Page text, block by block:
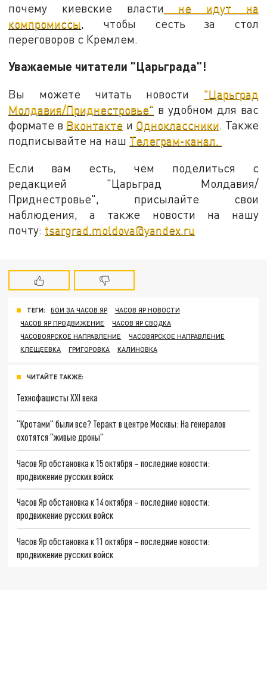
почему киевские власти не идут на
компромиссы, чтобы сесть за стол
переговоров с Кремлем.
Уважаемые читатели "Царьграда"!
Вы можете читать новости "Царьград
Молдавия/Приднестровье" в удобном для вас
формате в Вконтакте и Одноклассники. Также
подписывайте на наш Телеграм-канал.
Если вам есть, чем поделиться с
редакцией "Царьград Молдавия/
Приднестровье", присылайте свои
наблюдения, а также новости на нашу
почту: tsargrad.moldova@yandex.ru
ТЕГИ: БОИ ЗА ЧАСОВ ЯР
ЧАСОВ ЯР НОВОСТИ
ЧАСОВ ЯР ПРОДВИЖЕНИЕ
ЧАСОВ ЯР СВОДКА
ЧАСОВОЯРСКОЕ НАПРАВЛЕНИЕ
ЧАСОВЯРСКОЕ НАПРАВЛЕНИЕ
КЛЕЩЕЕВКА
ГРИГОРОВКА КАЛИНОВКА
ЧИТАЙТЕ ТАКЖЕ:
Технофашисты XXI века
"Кротами" были все? Теракт в центре Москвы: На генералов
охотятся "живые дроны"
Часов Яр обстановка к 15 октября – последние новости:
продвижение русских войск
Часов Яр обстановка к 14 октября – последние новости:
продвижение русских войск
Часов Яр обстановка к 11 октября – последние новости:
продвижение русских войск